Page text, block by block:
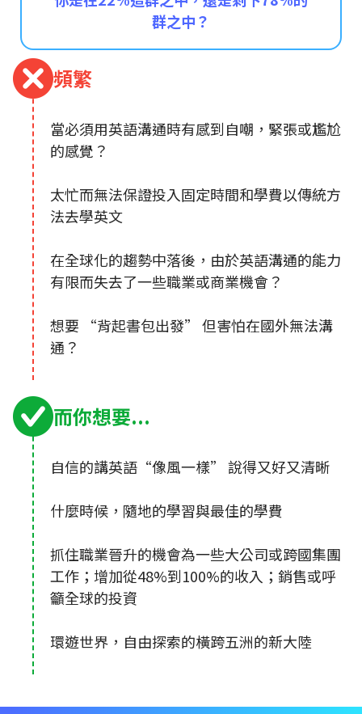
群之中？
頻繁
當必須用英語溝通時有感到自嘲，緊張或尷尬
的感覺？
太忙而無法保證投入固定時間和學費以傳統方
法去學英文
在全球化的趨勢中落後，由於英語溝通的能力
有限而失去了一些職業或商業機會？
想要 “背起書包出發” 但害怕在國外無法溝
通？
而你想要...
自信的講英語“像風一樣” 說得又好又清晰
什麼時候，隨地的學習與最佳的學費
抓住職業晉升的機會為一些大公司或跨國集團
工作；增加從48%到100%的收入；銷售或呼
籲全球的投資
環遊世界，自由探索的橫跨五洲的新大陸